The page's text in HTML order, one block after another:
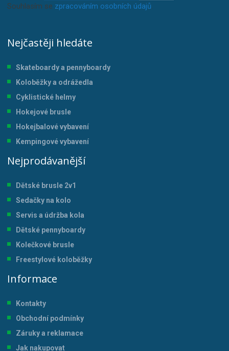
Souhlasím se zpracováním osobních údajů
Nejčastěji hledáte
Skateboardy a pennyboardy
Koloběžky a odrážedla
Cyklistické helmy
Hokejové brusle
Hokejbalové vybavení
Kempingové vybavení
Nejprodávanější
Dětské brusle 2v1
Sedačky na kolo
Servis a údržba kola
Dětské pennyboardy
Kolečkové brusle
Freestylové koloběžky
Informace
Kontakty
Obchodní podmínky
Záruky a reklamace
Jak nakupovat